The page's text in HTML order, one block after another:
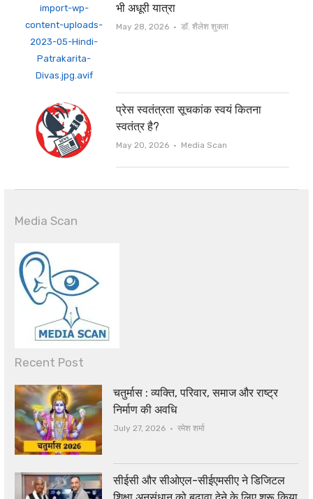
भी अधूरी यात्रा
May 28, 2026 Author
डॉ. शैलेश शुक्ला
प्रेस स्वतंत्रता सूचकांक स्वयं कितना
स्वतंत्र है?
May 20, 2026 Author
Media Scan
Media Scan
Recent Post
चतुर्मास : व्यक्ति, परिवार, समाज और राष्ट्र
निर्माण की अवधि
July 27, 2026 Author
रमेश शर्मा
सीईसी और सीओएल-सीईएमसीए ने डिजिटल